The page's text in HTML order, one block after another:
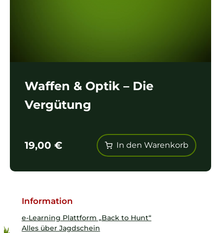
Waffen & Optik – Die
Vergütung
19,00 € In den Warenkorb
Information
e-Learning Plattform „Back to Hunt“
Alles über Jagdschein